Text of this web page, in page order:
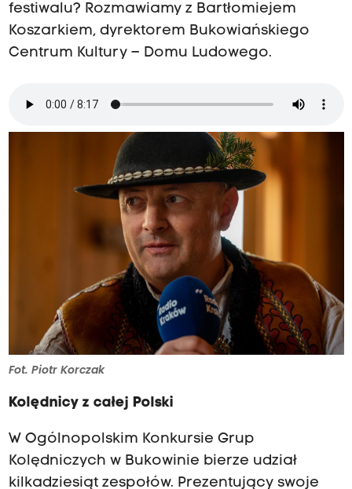
festiwalu? Rozmawiamy z Bartłomiejem
Koszarkiem, dyrektorem Bukowiańskiego
Centrum Kultury – Domu Ludowego.
Fot. Piotr Korczak
Kolędnicy z całej Polski
W Ogólnopolskim Konkursie Grup
Kolędniczych w Bukowinie bierze udział
kilkadziesiąt zespołów. Prezentujący swoje